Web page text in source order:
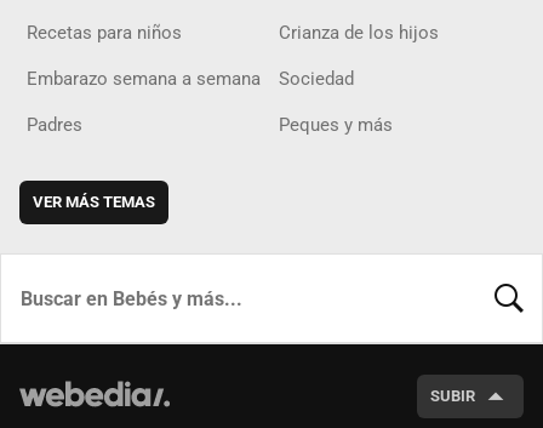
Recetas para niños Crianza de los hijos
Embarazo semana a semana Sociedad
Padres Peques y más
VER MÁS TEMAS
SUBIR